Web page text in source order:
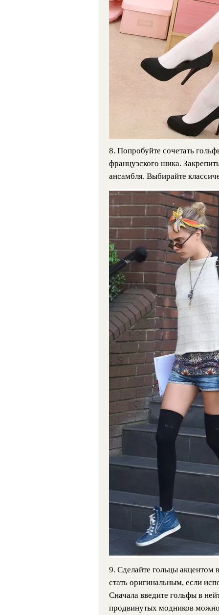
8. Попробуйте сочетать
французского шика.
ансамбля. Выбирайте
9. Сделайте гольцы
стать оригинальным, если
Сначала введите гольфы в
продвинутых модников можно